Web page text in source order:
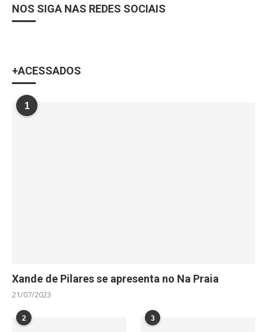
NOS SIGA NAS REDES SOCIAIS
+ACESSADOS
1
Xande de Pilares se apresenta no Na Praia
21/07/2023
2 3